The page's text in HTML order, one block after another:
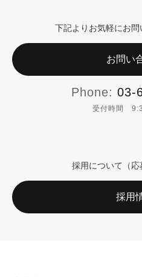
下記よりお気軽にお問
お問い
Phone: 03-
受付時間
採用について（応
採用